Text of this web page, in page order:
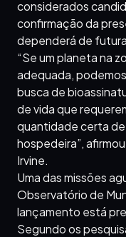
considerados
confirmação da
dependerá de
“Se um planeta na
adequada,
busca de
de vida que
quantidade certa
hospedeira”,
Irvine.
Uma das missões
Observatório de
lançamento está
Segundo os